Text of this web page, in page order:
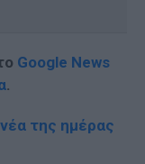
Google News
.
της ημέρας